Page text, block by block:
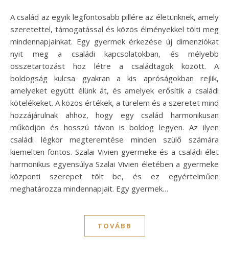
A család az egyik legfontosabb pillére az életünknek, amely
szeretettel, támogatással és közös élményekkel tölti meg
mindennapjainkat. Egy gyermek érkezése új dimenziókat
nyit meg a családi kapcsolatokban, és mélyebb
összetartozást hoz létre a családtagok között. A
boldogság kulcsa gyakran a kis apróságokban rejlik,
amelyeket együtt élünk át, és amelyek erősítik a családi
kötelékeket. A közös értékek, a türelem és a szeretet mind
hozzájárulnak ahhoz, hogy egy család harmonikusan
működjön és hosszú távon is boldog legyen. Az ilyen
családi légkör megteremtése minden szülő számára
kiemelten fontos. Szalai Vivien gyermeke és a családi élet
harmonikus egyensúlya Szalai Vivien életében a gyermeke
központi szerepet tölt be, és ez egyértelműen
meghatározza mindennapjait. Egy gyermek…
TOVÁBB